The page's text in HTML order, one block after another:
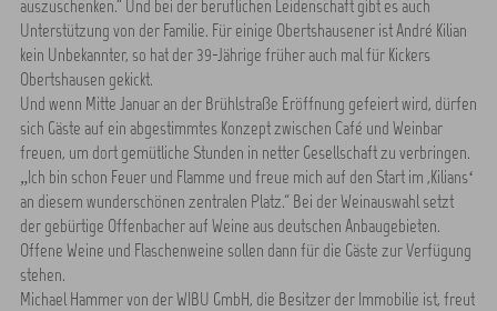
auszuschenken.“ Und bei der beruflichen Leidenschaft gibt es auch
Unterstützung von der Familie. Für einige Obertshausener ist André Kilian
kein Unbekannter, so hat der 39-Jährige früher auch mal für Kickers
Obertshausen gekickt.
Und wenn Mitte Januar an der Brühlstraße Eröffnung gefeiert wird, dürfen
sich Gäste auf ein abgestimmtes Konzept zwischen Café und Weinbar
freuen, um dort gemütliche Stunden in netter Gesellschaft zu verbringen.
„Ich bin schon Feuer und Flamme und freue mich auf den Start im ,Kilians‘
an diesem wunderschönen zentralen Platz.“ Bei der Weinauswahl setzt
der gebürtige Offenbacher auf Weine aus deutschen Anbaugebieten.
Offene Weine und Flaschenweine sollen dann für die Gäste zur Verfügung
stehen.
Michael Hammer von der WIBU GmbH, die Besitzer der Immobilie ist, freut